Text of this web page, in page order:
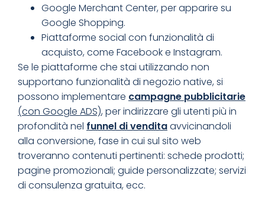
Google Merchant Center, per apparire su
Google Shopping.
Piattaforme social con funzionalità di
acquisto, come Facebook e Instagram.
Se le piattaforme che stai utilizzando non
supportano funzionalità di negozio native, si
possono implementare campagne pubblicitarie
(con Google ADS), per indirizzare gli utenti più in
profondità nel funnel di venditaavvicinandoli
alla conversione, fase in cui sul sito web
troveranno contenuti pertinenti: schede prodotti;
pagine promozionali; guide personalizzate; servizi
di consulenza gratuita, ecc.